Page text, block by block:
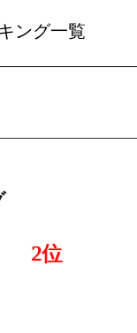
ング一覧
2位